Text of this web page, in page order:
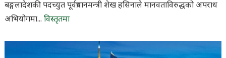
बङ्गलादेशकी पदच्युत पूर्वप्रधानमन्त्री शेख हसिनाले मानवताविरुद्धको अपराध
अभियोगमा... विस्तृतमा